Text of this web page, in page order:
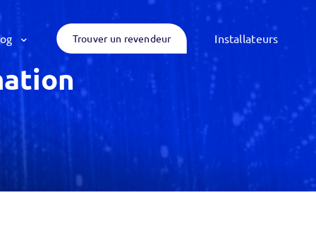
Trouver un revendeur Installateurs